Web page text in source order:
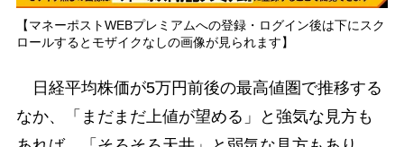
【マネーポストWEBプレミアムへの登録・ログイン後は下にスク
ロールするとモザイクなしの画像が見られます】
日経平均株価が5万円前後の最高値圏で推移する
なか、「まだまだ上値が望める」と強気な見方も